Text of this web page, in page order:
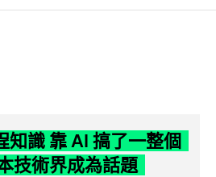
知識 靠 AI 搞了一整個
技術界成為話題